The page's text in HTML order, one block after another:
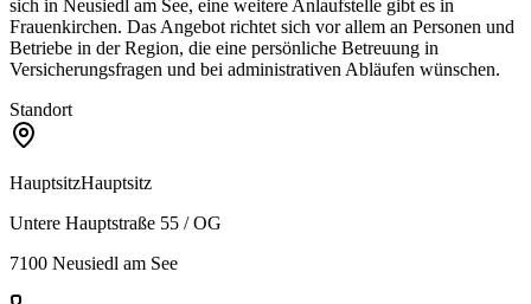
sich in Neusiedl am See, eine weitere Anlaufstelle gibt es in
Frauenkirchen. Das Angebot richtet sich vor allem an Personen und
Betriebe in der Region, die eine persönliche Betreuung in
Versicherungsfragen und bei administrativen Abläufen wünschen.
Standort
HauptsitzHauptsitz
Untere Hauptstraße 55 / OG
7100 Neusiedl am See